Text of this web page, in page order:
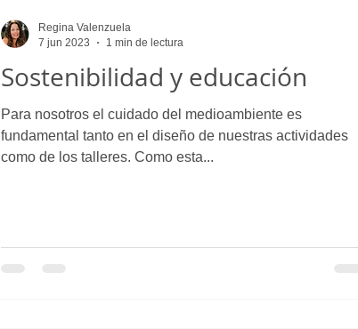
Sostenibilidad y educación
Para nosotros el cuidado del medioambiente es
fundamental tanto en el diseño de nuestras actividades
como de los talleres. Como esta...
Regina Valenzuela
7 jun 2023
1 min de lectura